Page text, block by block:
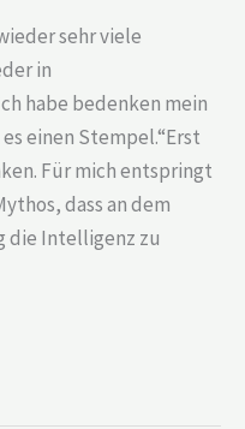
sehr viele
in
habe bedenken mein
einen Stempel.“Erst
Für mich entspringt
dass an dem
die Intelligenz zu